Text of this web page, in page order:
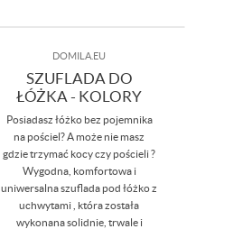
DOMILA.EU
SZUFLADA DO
ŁÓŻKA - KOLORY
Posiadasz łóżko bez pojemnika
na pościel? A może nie masz
gdzie trzymać kocy czy pościeli ?
Wygodna, komfortowa i
uniwersalna szuflada pod łóżko z
uchwytami , która została
wykonana solidnie, trwale i